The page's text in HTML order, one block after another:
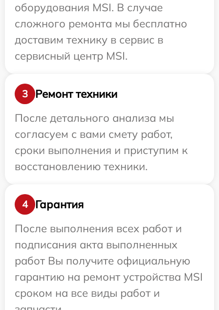
оборудования MSI. В случае
сложного ремонта мы бесплатно
доставим технику в сервис в
сервисный центр MSI.
3
Ремонт техники
После детального анализа мы
согласуем с вами смету работ,
сроки выполнения и приступим к
восстановлению техники.
4
Гарантия
После выполнения всех работ и
подписания акта выполненных
работ Вы получите официальную
гарантию на ремонт устройства MSI
сроком на все виды работ и